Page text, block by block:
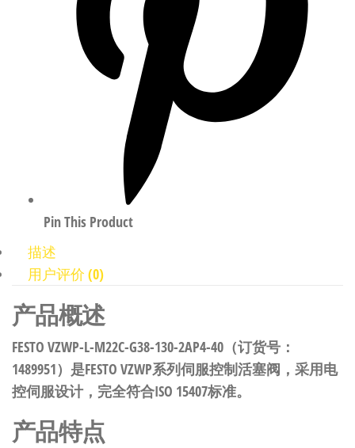
Pin This Product
描述
用户评价 (0)
产品概述
FESTO VZWP-L-M22C-G38-130-2AP4-40（订货号：
1489951）是FESTO VZWP系列伺服控制活塞阀，采用电
控伺服设计，完全符合ISO 15407标准。
产品特点